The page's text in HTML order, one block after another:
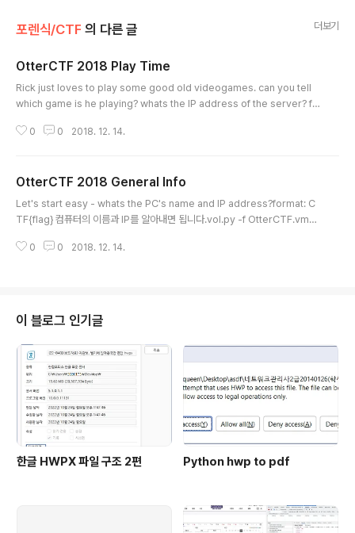
포렌식/CTF 의 다른 글 더보기
OtterCTF 2018 Play Time
Rick just loves to play some good old videogames. can you tell
which game is he playing? whats the IP address of the server? fo
f OtterCTF.vmem --profile=Win7SP1x64 netscan 0x7d6124d0 T
0 0 2018. 12. 14.
OtterCTF 2018 General Info
Let's start easy - whats the PC's name and IP address?format: C
TF{flag} 컴퓨터의 이름과 IP를 알아내면 됩니다.vol.py -f OtterCTF.vme
mputerName\ComputerName'CTF{WIN-LO6FAF3DTFE} vol.py -f
0 0 2018. 12. 14.
이 블로그 인기글
한글 HWPX 파일 구조 2편 Python hwp to pdf